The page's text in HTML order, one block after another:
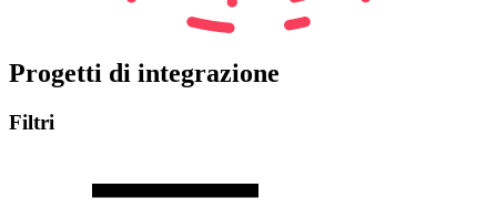
Progetti di integrazione
Filtri